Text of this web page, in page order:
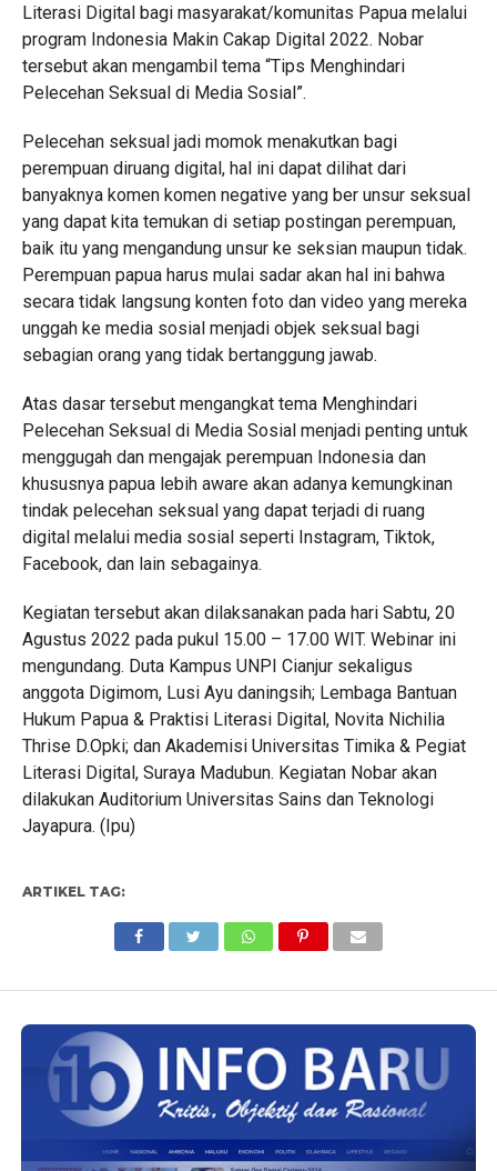
Literasi Digital bagi masyarakat/komunitas Papua melalui
program Indonesia Makin Cakap Digital 2022. Nobar
tersebut akan mengambil tema “Tips Menghindari
Pelecehan Seksual di Media Sosial”.
Pelecehan seksual jadi momok menakutkan bagi
perempuan diruang digital, hal ini dapat dilihat dari
banyaknya komen komen negative yang ber unsur seksual
yang dapat kita temukan di setiap postingan perempuan,
baik itu yang mengandung unsur ke seksian maupun tidak.
Perempuan papua harus mulai sadar akan hal ini bahwa
secara tidak langsung konten foto dan video yang mereka
unggah ke media sosial menjadi objek seksual bagi
sebagian orang yang tidak bertanggung jawab.
Atas dasar tersebut mengangkat tema Menghindari
Pelecehan Seksual di Media Sosial menjadi penting untuk
menggugah dan mengajak perempuan Indonesia dan
khususnya papua lebih aware akan adanya kemungkinan
tindak pelecehan seksual yang dapat terjadi di ruang
digital melalui media sosial seperti Instagram, Tiktok,
Facebook, dan lain sebagainya.
Kegiatan tersebut akan dilaksanakan pada hari Sabtu, 20
Agustus 2022 pada pukul 15.00 – 17.00 WIT. Webinar ini
mengundang. Duta Kampus UNPI Cianjur sekaligus
anggota Digimom, Lusi Ayu daningsih; Lembaga Bantuan
Hukum Papua & Praktisi Literasi Digital, Novita Nichilia
Thrise D.Opki; dan Akademisi Universitas Timika & Pegiat
Literasi Digital, Suraya Madubun. Kegiatan Nobar akan
dilakukan Auditorium Universitas Sains dan Teknologi
Jayapura. (Ipu)
ARTIKEL TAG: